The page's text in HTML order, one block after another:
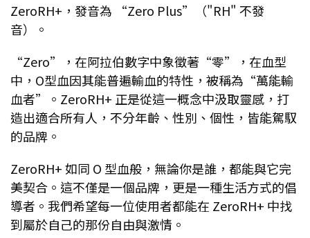
ZeroRH+，發音為 “Zero Plus”（"RH" 不發
音）。
“Zero”，在阿拉伯數字中象徵著“零”，在血型
中，O型血因其能普遍輸血的特性，被稱為“萬能輸
血者”。ZeroRH+ 正是從這一概念中汲取靈感，打
造出適合所有人，不分年齡、性別、個性，皆能駕馭
的品牌。
ZeroRH+ 如同 O 型血般，無論你是誰，都能與它完
美契合。這不僅是一個品牌，更是一種生活方式的倡
導者。我們希望每一位使用者都能在 ZeroRH+ 中找
到屬於自己的那份自由與激情。